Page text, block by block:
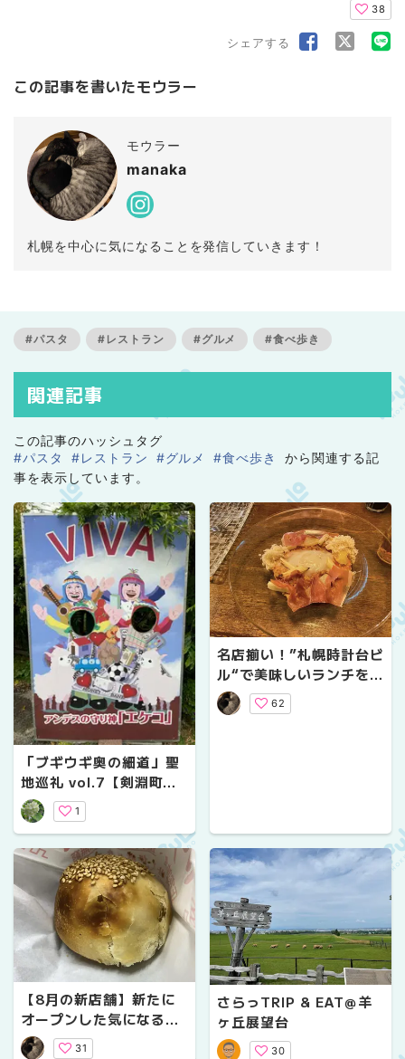
38
シェアする
この記事を書いたモウラー
モウラー
manaka
札幌を中心に気になることを発信していきます！
#パスタ #レストラン #グルメ #食べ歩き
関連記事
この記事のハッシュタグ
#パスタ
#レストラン #グルメ #食べ歩き
から関連する記
事を表示しています。
「ブギウギ奥の細道」聖
地巡礼 vol.7【剣淵町】
｜もふもふ最高アルパカ
牧場
1
名店揃い！”札幌時計台ビ
ル“で美味しいランチを。
【４選】62
【8月の新店舗】新たに
オープンした気になるお
店をご紹介～グルメ～
31
さらっTRIP & EAT＠羊
ヶ丘展望台
30